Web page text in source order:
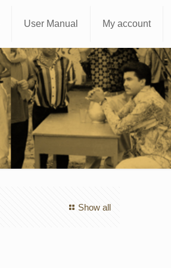
User Manual My account
Show all